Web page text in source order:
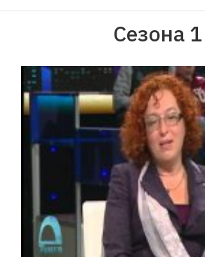
Сезона 1